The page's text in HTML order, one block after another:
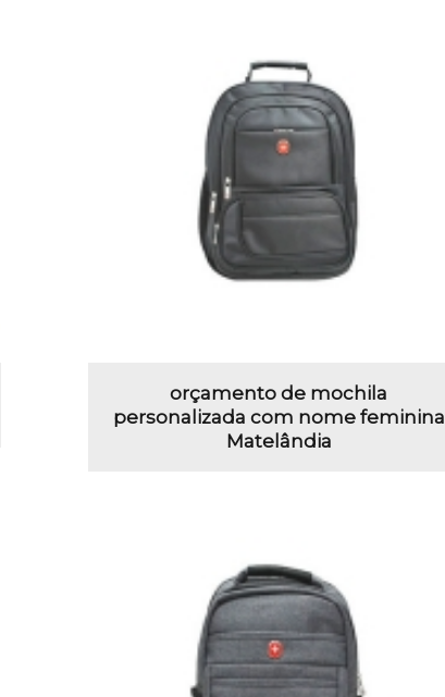
orçamento de mochila
personalizada com nome feminina
Matelândia